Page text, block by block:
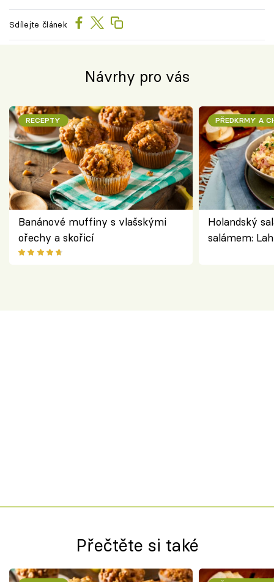
Sdílejte článek
Návrhy pro vás
RECEPTY
Banánové muffiny s vlašskými
ořechy a skořicí
PŘEDKRMY A
Holandský
salámem:
Přečtěte si také